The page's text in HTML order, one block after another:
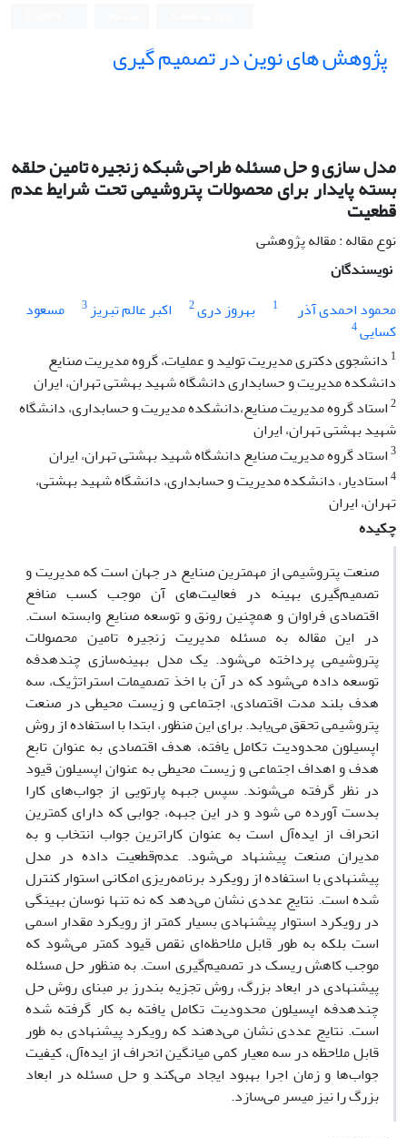
پژوهش های نوین در تصمیم گیری
مدل سازی و حل مسئله طراحی شبکه زنجیره تامین حلقه
بسته پایدار برای محصولات پتروشیمی تحت شرایط عدم
قطعیت
نوع مقاله : مقاله پژوهشی
نویسندگان
محمود احمدی آذر
1 بهروز دری2 اکبر عالم تبریز3
مسعود
کسایی4
1 دانشجوی دکتری مدیریت تولید و عملیات، گروه مدیریت صنایع
دانشکده مدیریت و حسابداری دانشگاه شهید بهشتی تهران، ایران
2استاد گروه مدیریت صنایع،دانشکده مدیریت و حسابداری، دانشگاه
شهید بهشتی تهران، ایران
3استاد گروه مدیریت صنایع دانشگاه شهید بهشتی تهران، ایران
4استادیار، دانشکده مدیریت و حسابداری، دانشگاه شهید بهشتی،
تهران، ایران
چکیده
صنعت پتروشیمی از مهمترین صنایع در جهان است که مدیریت و
تصمیم‌گیری بهینه در فعالیت‌های آن موجب کسب منافع
اقتصادی فراوان و همچنین رونق و توسعه صنایع وابسته است.
در این مقاله به مسئله مدیریت زنجیره تامین محصولات
پتروشیمی پرداخته می‌شود. یک مدل بهینه‌سازی چندهدفه
توسعه داده می‌شود که در آن با اخذ تصمیمات استراتژیک، سه
هدف بلند مدت اقتصادی، اجتماعی و زیست محیطی در صنعت
پتروشیمی تحقق می‌یابد. برای این منظور، ابتدا با استفاده از روش
اپسیلون محدودیت تکامل یافته، هدف اقتصادی به عنوان تابع
هدف و اهداف اجتماعی و زیست محیطی به عنوان اپسیلون قیود
در نظر گرفته می‌شوند. سپس جبهه پارتویی از جواب‌های کارا
بدست آورده می شود و در این جبهه، جوابی که دارای کمترین
انحراف از ایده‌آل است به عنوان کاراترین جواب انتخاب و به
مدیران صنعت پیشنهاد می‌شود. عدم‌قطعیت داده‌ در مدل
پیشنهادی با استفاده از رویکرد برنامه‌ریزی امکانی استوار کنترل
شده است. نتایج عددی نشان می‌دهد که نه تنها نوسان بهینگی
در رویکرد استوار پیشنهادی بسیار کمتر از رویکرد مقدار اسمی
است بلکه به طور قابل ملاحظه‌ای نقص قیود کمتر می‌شود که
موجب کاهش ریسک در تصمیم‌گیری است. به منظور حل مسئله
پیشنهادی در ابعاد بزرگ، روش تجزیه بندرز بر مبنای روش حل
چندهدفه اپسیلون محدودیت تکامل یافته به کار گرفته شده
است. نتایج عددی نشان می‌دهند که رویکرد پیشنهادی به طور
قابل ملاحظه در سه معیار کمی میانگین انحراف از ایده‌آل، کیفیت
جواب‌ها و زمان اجرا بهبود ایجاد می‌کند و حل مسئله در ابعاد
بزرگ را نیز میسر می‌سازد.